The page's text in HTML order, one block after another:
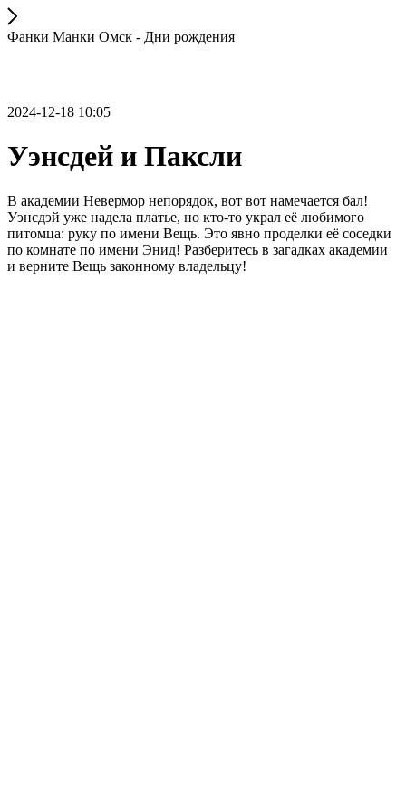
Фанки Манки Омск - Дни рождения
2024-12-18 10:05
Уэнсдей и Паксли
В академии Невермор непорядок, вот вот намечается бал!
Уэнсдэй уже надела платье, но кто-то украл её любимого
питомца: руку по имени Вещь. Это явно проделки её соседки
по комнате по имени Энид! Разберитесь в загадках академии
и верните Вещь законному владельцу!